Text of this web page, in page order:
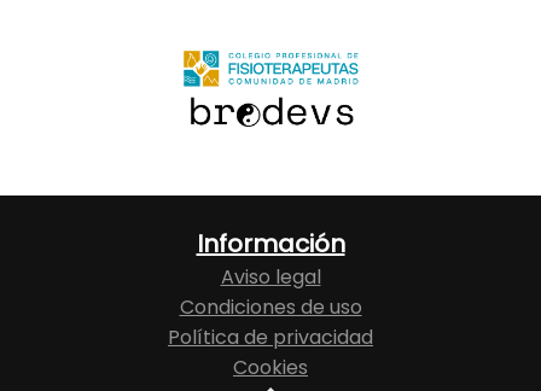
Información
Aviso legal
Condiciones de uso
Política de privacidad
Cookies